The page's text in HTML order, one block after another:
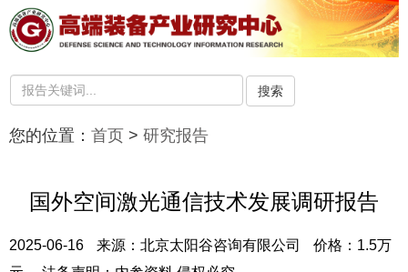
搜索
您的位置： 首页 > 研究报告
国外空间激光通信技术发展调研报告
2025-06-16 来源：北京太阳谷咨询有限公司
价格：1.5万